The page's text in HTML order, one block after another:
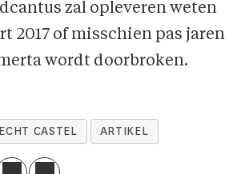
zal opleveren weten
2017 of misschien pas jaren
wordt doorbroken.
CASTEL ARTIKEL